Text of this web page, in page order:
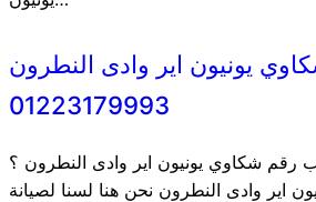
يونيون اير وادى النطرون
01223179993
رقم شكاوي يونيون اير وادى النطرون ؟
اير وادى النطرون نحن هنا لسنا لصيانة